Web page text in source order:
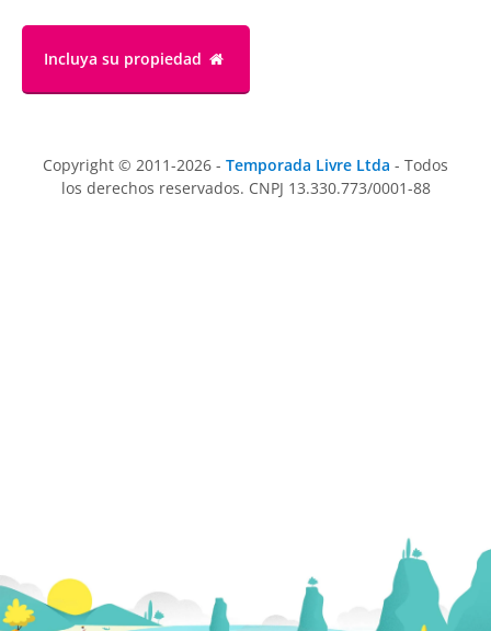
Incluya su propiedad
Copyright © 2011-2026 - Temporada Livre Ltda - Todos
los derechos reservados. CNPJ 13.330.773/0001-88